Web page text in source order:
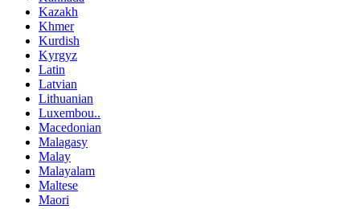
Kazakh
Khmer
Kurdish
Kyrgyz
Latin
Latvian
Lithuanian
Luxembou..
Macedonian
Malagasy
Malay
Malayalam
Maltese
Maori